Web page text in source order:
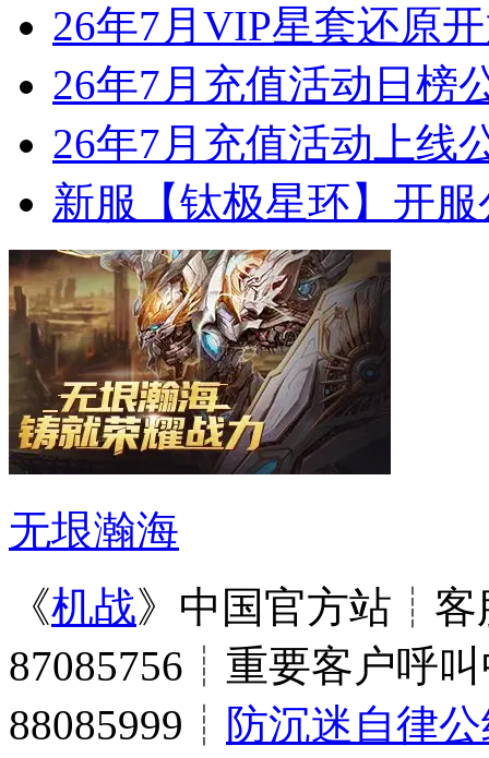
26年7月VIP星套还原
26年7月充值活动日榜
26年7月充值活动上线
新服【钛极星环】开服
无垠瀚海
《机战》中国官方站┊客
87085756┊重要客户呼
88085999┊ 防沉迷自律